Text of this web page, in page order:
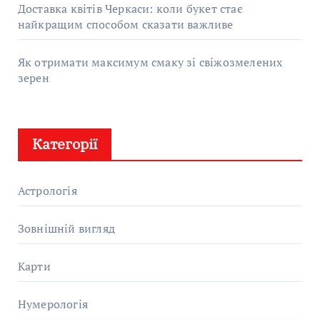
Доставка квітів Черкаси: коли букет стає
найкращим способом сказати важливе
Як отримати максимум смаку зі свіжозмелених
зерен
Категорії
Астрологія
Зовнішній вигляд
Карти
Нумерологія